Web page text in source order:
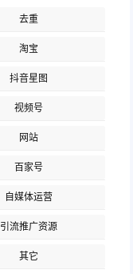
去重
淘宝
抖音星图
视频号
网站
百家号
自媒体运营
引流推广资源
其它